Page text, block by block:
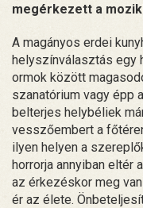
megérkezett a
A magányos erdei
helyszínválasztás egy
ormok között
szanatórium vagy épp
belterjes helybéliek
vesszőembert a
ilyen helyen a
horrorja annyiban eltér
az érkezéskor meg
ér az élete.